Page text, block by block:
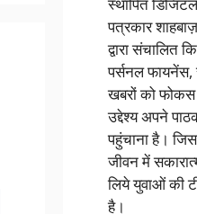
स्थापित
पत्रकार
द्वारा संचालित
पर्सनल फायनेंस,
खबरों को फोकस
उद्देश्य अपने
पहुंचाना है।
जीवन में
लिये युवाओं की
है।